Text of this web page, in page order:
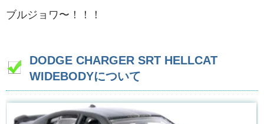
ブルジョワ〜！！！
DODGE CHARGER SRT HELLCAT
WIDEBODYについて